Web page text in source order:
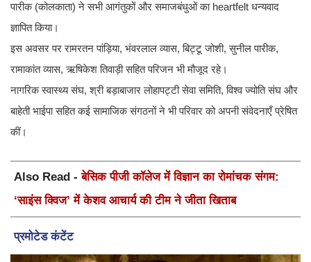
पारीक (कोलकाता) ने सभी आगंतुकों और समाजबंधुओं का heartfelt धन्यवाद
ज्ञापित किया।
इस अवसर पर रामरतन पांड़िया, भंवरलाल व्यास, बिट्टू जोशी, सुनील पारीक,
रामाकांत व्यास, ऋषिकेश तिवाड़ी सहित परिजन भी मौजूद रहे।
नागरिक स्वास्थ्य संघ, श्री बड़ाबाजार लोहापट्टी सेवा समिति, विश्व ज्योति संघ और
बाहेती भाईपा सहित कई सामाजिक संगठनों ने भी परिवार को अपनी संवेदनाएँ प्रेषित
कीं।
Also Read -बेसिक पीजी कॉलेज में विज्ञान का रोमांचक संगम:
‘साइंस क्विज’ में केशव आचार्य की टीम ने जीता खिताब